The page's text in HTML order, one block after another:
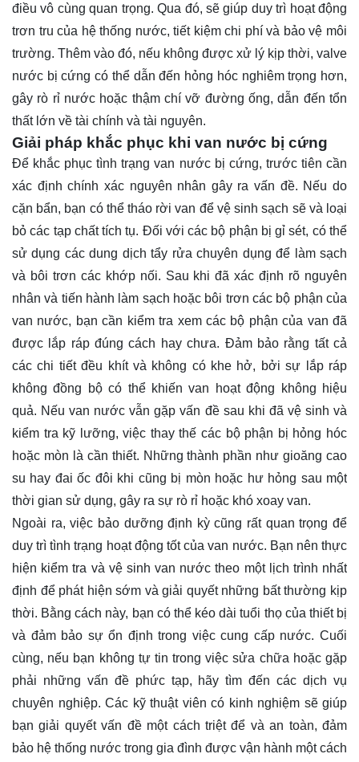
điều vô cùng quan trọng. Qua đó, sẽ giúp duy trì hoạt động
trơn tru của hệ thống nước, tiết kiệm chi phí và bảo vệ môi
trường. Thêm vào đó, nếu không được xử lý kịp thời, valve
nước bị cứng có thể dẫn đến hỏng hóc nghiêm trọng hơn,
gây rò rỉ nước hoặc thậm chí vỡ đường ống, dẫn đến tổn
thất lớn về tài chính và tài nguyên.
Giải pháp khắc phục khi van nước bị cứng
Để khắc phục tình trạng van nước bị cứng, trước tiên cần
xác định chính xác nguyên nhân gây ra vấn đề. Nếu do
cặn bẩn, bạn có thể tháo rời van để vệ sinh sạch sẽ và loại
bỏ các tạp chất tích tụ. Đối với các bộ phận bị gỉ sét, có thể
sử dụng các dung dịch tẩy rửa chuyên dụng để làm sạch
và bôi trơn các khớp nối. Sau khi đã xác định rõ nguyên
nhân và tiến hành làm sạch hoặc bôi trơn các bộ phận của
van nước, bạn cần kiểm tra xem các bộ phận của van đã
được lắp ráp đúng cách hay chưa. Đảm bảo rằng tất cả
các chi tiết đều khít và không có khe hở, bởi sự lắp ráp
không đồng bộ có thể khiến van hoạt động không hiệu
quả. Nếu van nước vẫn gặp vấn đề sau khi đã vệ sinh và
kiểm tra kỹ lưỡng, việc thay thế các bộ phận bị hỏng hóc
hoặc mòn là cần thiết. Những thành phần như gioăng cao
su hay đai ốc đôi khi cũng bị mòn hoặc hư hỏng sau một
thời gian sử dụng, gây ra sự rò rỉ hoặc khó xoay van.
Ngoài ra, việc bảo dưỡng định kỳ cũng rất quan trọng để
duy trì tình trạng hoạt động tốt của van nước. Bạn nên thực
hiện kiểm tra và vệ sinh van nước theo một lịch trình nhất
định để phát hiện sớm và giải quyết những bất thường kịp
thời. Bằng cách này, bạn có thể kéo dài tuổi thọ của thiết bị
và đảm bảo sự ổn định trong việc cung cấp nước. Cuối
cùng, nếu bạn không tự tin trong việc sửa chữa hoặc gặp
phải những vấn đề phức tạp, hãy tìm đến các dịch vụ
chuyên nghiệp. Các kỹ thuật viên có kinh nghiệm sẽ giúp
bạn giải quyết vấn đề một cách triệt để và an toàn, đảm
bảo hệ thống nước trong gia đình được vận hành một cách